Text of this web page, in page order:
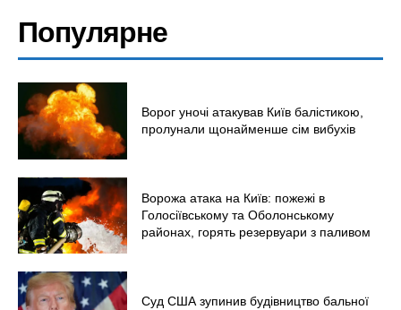
Популярне
Ворог уночі атакував Київ балістикою,
пролунали щонайменше сім вибухів
Ворожа атака на Київ: пожежі в
Голосіївському та Оболонському
районах, горять резервуари з паливом
Суд США зупинив будівництво бальної